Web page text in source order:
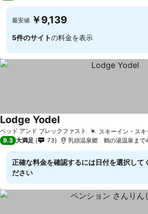
最安値 ￥9,139
5件のサイトの料金を表示
ベッド アンド ブレックファスト スキーイン・ス
Lodge Yodel
9.3 大満足 73 乳頭温泉郷 鶴の湯温泉まで
正確な料金を確認するには日付を選択して
ださい